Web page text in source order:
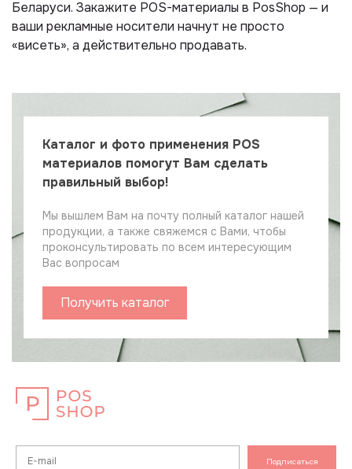
Беларуси. Закажите POS-материалы в PosShop — и
ваши рекламные носители начнут не просто
«висеть», а действительно продавать.
Каталог и фото применения POS
материалов помогут Вам сделать
правильный выбор!
Мы вышлем Вам на почту полный каталог нашей
продукции, а также свяжемся с Вами, чтобы
проконсультировать по всем интересующим
Вас вопросам
Получить каталог
Подписаться